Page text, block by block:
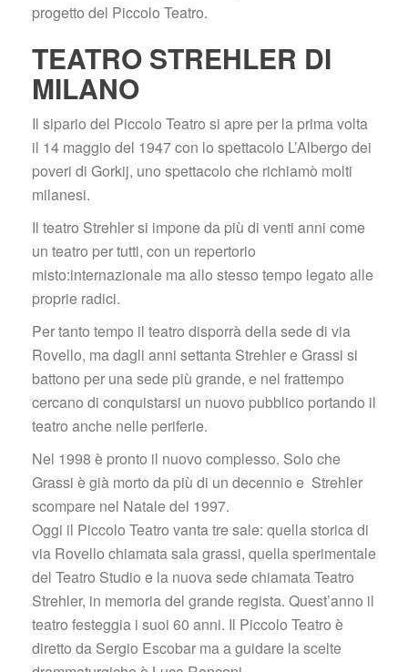
progetto del Piccolo Teatro.
TEATRO STREHLER DI
MILANO
Il sipario del Piccolo Teatro si apre per la prima volta
il 14 maggio del 1947 con lo spettacolo L’Albergo dei
poveri di Gorkij, uno spettacolo che richiamò molti
milanesi.
Il teatro Strehler si impone da più di venti anni come
un teatro per tutti, con un repertorio
misto:internazionale ma allo stesso tempo legato alle
proprie radici.
Per tanto tempo il teatro disporrà della sede di via
Rovello, ma dagli anni settanta Strehler e Grassi si
battono per una sede più grande, e nel frattempo
cercano di conquistarsi un nuovo pubblico portando il
teatro anche nelle periferie.
Nel 1998 è pronto il nuovo complesso. Solo che
Grassi è già morto da più di un decennio e Strehler
compare nel Natale del 1997.
Oggi il Piccolo Teatro vanta tre sale: quella storica di
via Rovello chiamata sala grassi, quella sperimentale
del Teatro Studio e la nuova sede chiamata Teatro
Strehler, in memoria del grande regista. Quest’anno il
teatro festeggia i suoi 60 anni. Il Piccolo Teatro è
diretto da Sergio Escobar ma a guidare la scelte